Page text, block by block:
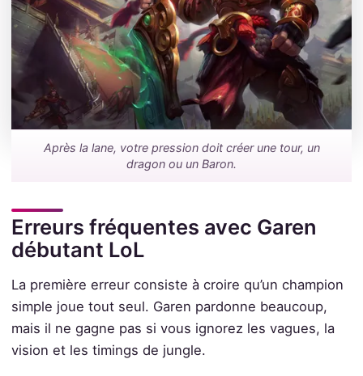
Après la lane, votre pression doit créer une tour, un
dragon ou un Baron.
Erreurs fréquentes avec Garen
débutant LoL
La première erreur consiste à croire qu’un champion
simple joue tout seul. Garen pardonne beaucoup,
mais il ne gagne pas si vous ignorez les vagues, la
vision et les timings de jungle.